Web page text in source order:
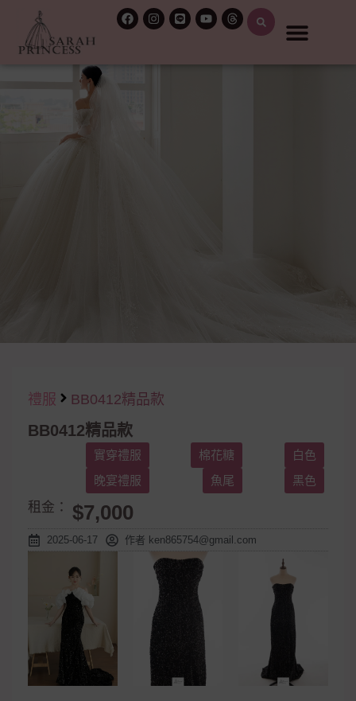
禮服 BB0412精品款
BB0412精品款
實穿禮服
晚宴禮服
棉花糖
魚尾
白色
黑色
租金： $7,000
2025-06-17 作者 ken865754@gmail.com